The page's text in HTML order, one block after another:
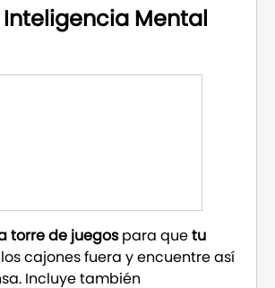
Inteligencia Mental
torre de juegospara quetu
cajones fuera y encuentre así
Incluye también